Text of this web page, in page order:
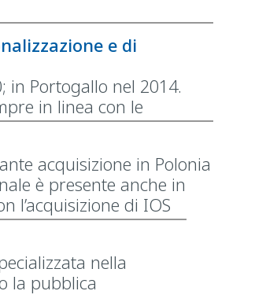
e di
in Portogallo nel 2014.
in linea con le
acquisizione in Polonia
è presente anche in
l’acquisizione di IOS
nella
la pubblica